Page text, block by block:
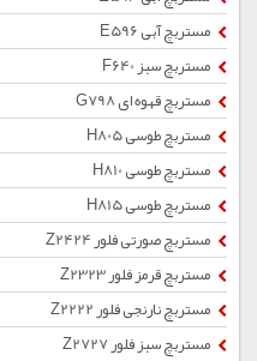
مستربچ آبی E596
مستربچ سبز F640
مستربچ قهوه ای G798
مستربچ طوسی H805
مستربچ طوسی H810
مستربچ طوسی H815
مستربچ صورتی فلور Z2424
مستربچ قرمز فلور Z2323
مستربچ نارنجی فلور Z2222
مستربچ سبز فلور Z2727